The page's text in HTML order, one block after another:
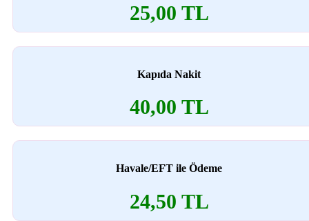
25,00 TL
Kapıda Nakit
40,00 TL
Havale/EFT ile Ödeme
24,50 TL